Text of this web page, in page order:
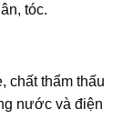
tóc.
chất thẩm thấu
nước và điện